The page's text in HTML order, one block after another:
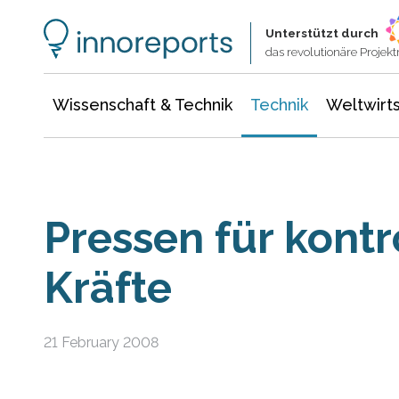
Unterstützt durch
das revolutionäre
Wissenschaft & Technik Technik
Pressen für
Kräfte
21 February 2008